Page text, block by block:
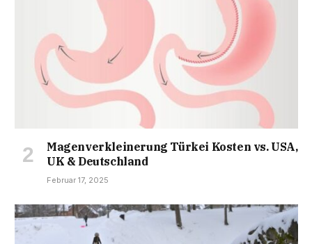
Magenverkleinerung Türkei Kosten vs. USA,
UK & Deutschland
Februar 17, 2025